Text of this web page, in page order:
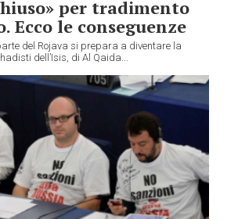
per tradimento
Ecco le conseguenze
del Rojava si prepara a diventare la
dell’Isis, di Al Qaida...